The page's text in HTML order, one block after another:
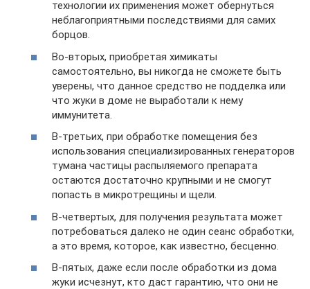
технологии их применения может обернуться
неблагоприятными последствиями для самих
борцов.
Во-вторых, приобретая химикаты
самостоятельно, вы никогда не сможете быть
уверены, что данное средство не подделка или
что жуки в доме не выработали к нему
иммунитета.
В-третьих, при обработке помещения без
использования специализированных генераторов
тумана частицы распыляемого препарата
остаются достаточно крупными и не смогут
попасть в микротрещины и щели.
В-четвертых, для получения результата может
потребоваться далеко не один сеанс обработки,
а это время, которое, как известно, бесценно.
В-пятых, даже если после обработки из дома
жуки исчезнут, кто даст гарантию, что они не